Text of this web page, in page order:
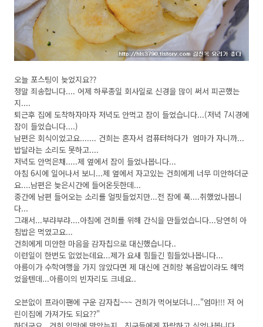
오늘 포스팅이 늦었지요??
정말 죄송합니다.... 어제 하루종일 회사일로 신경을 많이 써서 피곤했는
지....
퇴근후 집에 도착하자마자 저녁도 안먹고 잠이 들었습니다...(저녁 7시경에
잠이 들었습니다....)
남편은 회식이었고요....... 건희는 혼자서 컴퓨터하다가 엄마가 자니까...
밥달라는 소리도 못하고....
저녁도 안먹은채.....제 옆에서 잠이 들었나봅니다...
아침 6시에 일어나서 보니...제 옆에서 자고있는 건희에게 너무 미안하더군
요....남편은 늦은시간에 들어온듯한데...
중간에 남편 들어오는 소리를 얼핏들었지만...전 잠에 푹....취했었나봅니
다...
그래서...부랴부랴....아침에 건희를 위해 간식을 만들었습니다...당연히 아
침밥은 먹였고요...
건희에게 미안한 마음을 감자칩으로 대신했습니다..
이런일이 한번도 없었는데요...제가 요새 힘들긴 힘들었나봅니다...
아름이가 수학여행을 가지 않았다면 제 대신에 건희랑 볶음밥이라도 해먹
었을텐데...아름이의 빈자리도 크네요..
오븐없이 프라이팬에 구운 감자칩~~~ 건희가 먹어보더니..."엄마!!! 저 어
린이집에 가져가도 되요??"